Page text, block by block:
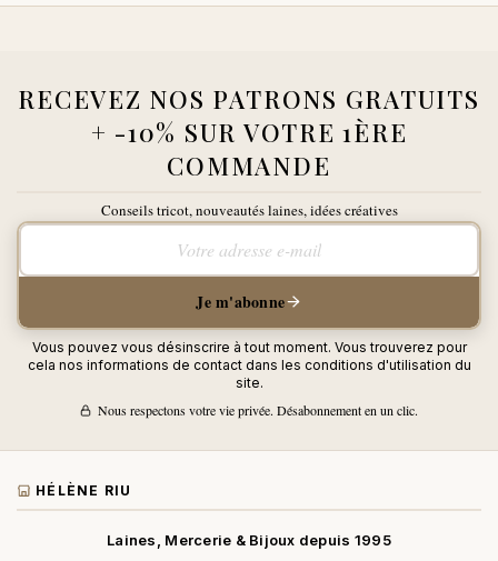
RECEVEZ NOS PATRONS GRATUITS
+ -10% SUR VOTRE 1ÈRE
COMMANDE
Conseils tricot, nouveautés laines, idées créatives
Votre adresse e-mail
Je m'abonne
Vous pouvez vous désinscrire à tout moment. Vous trouverez pour
cela nos informations de contact dans les conditions d'utilisation du
site.
Nous respectons votre vie privée. Désabonnement en un clic.
HÉLÈNE RIU
Laines, Mercerie & Bijoux depuis 1995